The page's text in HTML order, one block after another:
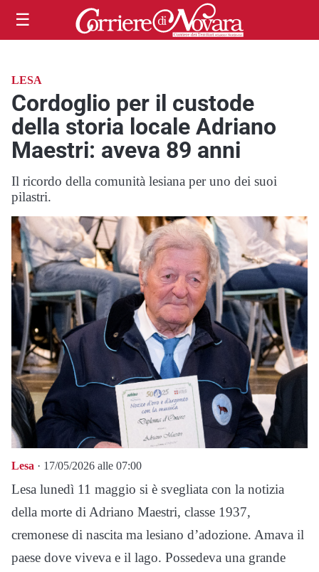
☰
LESA
Cordoglio per il custode
della storia locale Adriano
Maestri: aveva 89 anni
Il ricordo della comunità lesiana per uno dei suoi
pilastri.
Lesa · 17/05/2026 alle 07:00
Lesa lunedì 11 maggio si è svegliata con la notizia
della morte di Adriano Maestri, classe 1937,
cremonese di nascita ma lesiano d’adozione. Amava il
paese dove viveva e il lago. Possedeva una grande